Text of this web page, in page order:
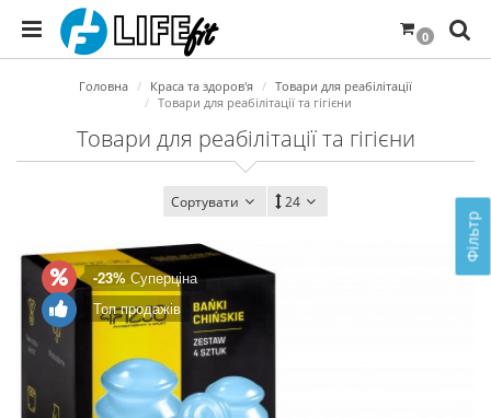
0
Фільтр
Головна Краса та здоров'я
Товари для реабілітації
Товари для реабілітації та гігієни
Товари для реабілітації та гігієни
Сортувати 24
-23% Суперціна
Топ продажів